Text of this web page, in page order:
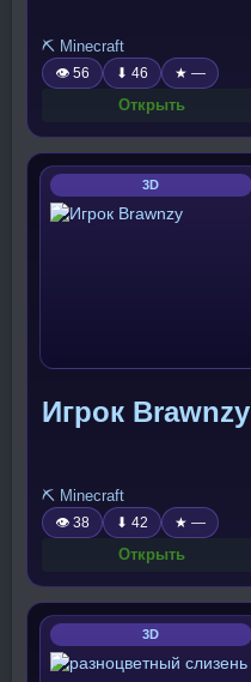
⛏️ Minecraft
👁 56 ⬇ 46 ★ —
Открыть
3D
Игрок Brawnzy
⛏️ Minecraft
👁 38 ⬇ 42 ★ —
Открыть
3D